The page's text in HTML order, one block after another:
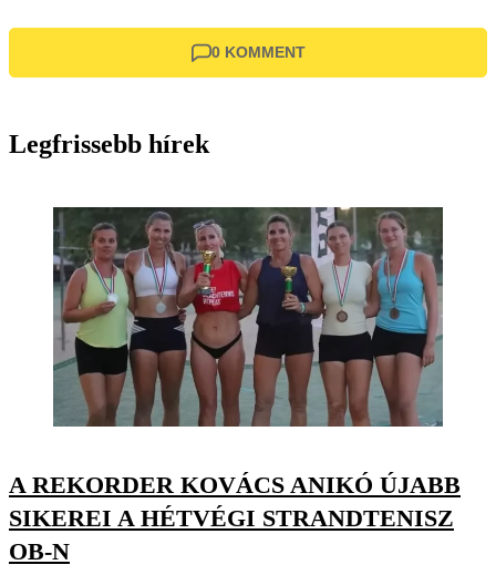
0 KOMMENT
Legfrissebb hírek
A REKORDER KOVÁCS ANIKÓ ÚJABB
SIKEREI A HÉTVÉGI STRANDTENISZ
OB-N